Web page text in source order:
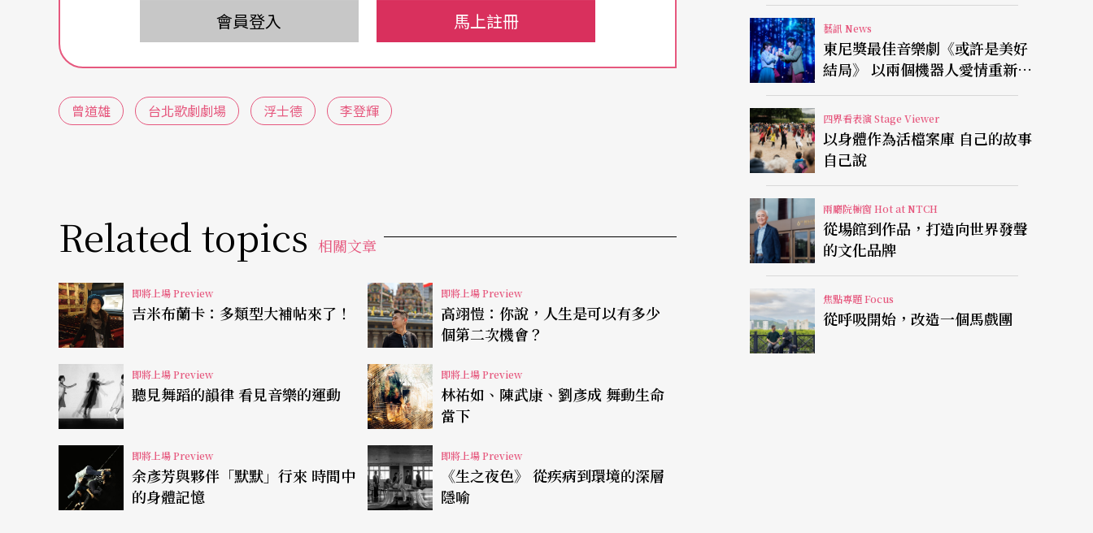
緣的情誼迄今已卅六年，曾道雄仍將在二○一七《浮士德》新製作中，使用李登輝翻譯的中文劇
本，見證兩人友誼，也實現這份跨越世紀的承諾。
多的思辨，特別是人物之間，是否真如劇本中善惡終有報？我不禁想，以入世眼光來看，劇中角
就會生出空虛絕望，我們何嘗不是如此，在追求人生理想背後，經常伴隨著空虛而否定自己？」
在曾道雄眼中，浮士德是世間人物的縮影，是你也是我，從不曾停止追求心中的真善美，卻也飽
嘗一切都是虛無的滋味，「卅年前，我會直白地塑造浮士德的墮落，但重新讀本，卻更能體會浮
士德與魔鬼的交易，是希望能重新再找到生命的意義，但即便他重獲青春也佔有瑪格麗特，卻從
滿足中再度嚐到空虛。」
談及其他人物的設定，曾道雄也對瑪格麗特有另一面思考：「純潔如同天使般的心靈，願意為愛
非婚生子而遭人鄙棄，願意為自己誤殺親生孩子承受死刑代價，所有的執念，雖得到上帝拯救，
但為何是她要揹上浮士德的十字架？如果她知道這一切都是魔鬼的賭局，她還會願意、甘心走這
一遭嗎？」歌德筆下的瑪格麗特，單純地謹守著愛情、謹守著信仰、謹守她必須承受的過錯，但
曾道雄眼中的瑪格麗特，在舞台上似乎將有更多自我意識，也更有人味。至於魔鬼，來到世間行
會員登入 馬上註冊
曾道雄 台北歌劇劇場 浮士德 李登輝
Related topics 相關文章
即將上場 Preview
吉米布蘭卡：多類型大補帖來了！
即將上場 Preview
高翊愷：你說，人生是可以有多少
個第二次機會？
即將上場 Preview
聽見舞蹈的韻律 看見音樂的運動
即將上場 Preview
林祐如、陳武康、劉彥成 舞動生命
當下
即將上場 Preview
余彥芳與夥伴「默默」行來 時間中
的身體記憶
即將上場 Preview
《生之夜色》 從疾病到環境的深層
隱喻
藝訊 News
東尼獎最佳音樂劇《或許是美好
結局》 以兩個機器人愛情重新凝
視有限人生
四界看表演 Stage Viewer
以身體作為活檔案庫 自己的故事
自己說
兩廳院櫥窗 Hot at NTCH
從場館到作品，打造向世界發聲
的文化品牌
焦點專題 Focus
從呼吸開始，改造一個馬戲團